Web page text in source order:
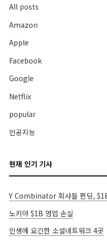
All posts
Amazon
Apple
Facebook
Google
Netflix
popular
인공지능
현재 인기 기사
Y Combinator 회사들 펀딩,
노키아 $1B 영업 손실
인생에 요긴한 소셜네트워크 4곳